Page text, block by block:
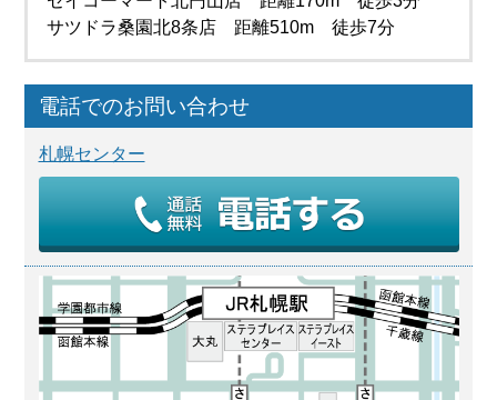
サツドラ桑園北8条店 距離510m 徒歩7分
電話でのお問い合わせ
札幌センター